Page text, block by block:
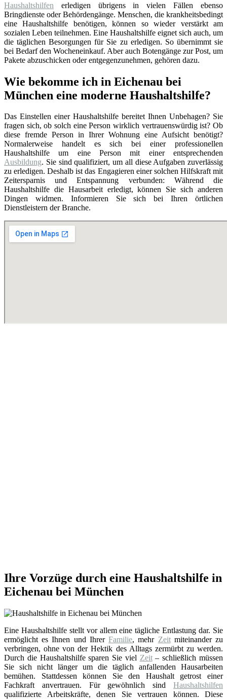
Haushaltshilfen erledigen übrigens in vielen Fällen ebenso
Bringdienste oder Behördengänge. Menschen, die krankheitsbedingt
eine Haushaltshilfe benötigen, können so wieder verstärkt am
sozialen Leben teilnehmen. Eine Haushaltshilfe eignet sich auch, um
die täglichen Besorgungen für Sie zu erledigen. So übernimmt sie
bei Bedarf den Wocheneinkauf. Aber auch Botengänge zur Post, um
Pakete abzuschicken oder entgegenzunehmen, gehören dazu.
Wie bekomme ich in Eichenau bei
München eine moderne Haushaltshilfe?
Das Einstellen einer Haushaltshilfe bereitet Ihnen Unbehagen? Sie
fragen sich, ob solch eine Person wirklich vertrauenswürdig ist? Ob
diese fremde Person in Ihrer Wohnung eine Aufsicht benötigt?
Normalerweise handelt es sich bei einer professionellen
Haushaltshilfe um eine Person mit einer entsprechenden
Ausbildung. Sie sind qualifiziert, um all diese Aufgaben zuverlässig
zu erledigen. Deshalb ist das Engagieren einer solchen Hilfskraft mit
Zeitersparnis und Entspannung verbunden: Während die
Haushaltshilfe die Hausarbeit erledigt, können Sie sich anderen
Dingen widmen. Informieren Sie sich bei Ihren örtlichen
Dienstleistern der Branche.
Ihre Vorzüge durch eine Haushaltshilfe in
Eichenau bei München
Eine Haushaltshilfe stellt vor allem eine tägliche Entlastung dar. Sie
ermöglicht es Ihnen und IhrerFamilie, mehr Zeitmiteinander zu
verbringen, ohne von der Hektik des Alltags zermürbt zu werden.
Durch die Haushaltshilfe sparen Sie viel Zeit– schließlich müssen
Sie sich nicht länger um die täglich anfallenden Hausarbeiten
bemühen. Stattdessen können Sie den Haushalt getrost einer
Fachkraft anvertrauen. Für gewöhnlich sind Haushaltshilfen
qualifizierte Arbeitskräfte, denen Sie vertrauen können. Diese